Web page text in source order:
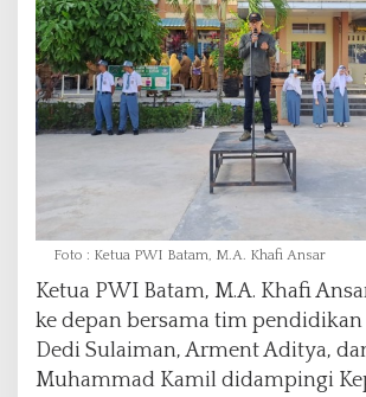
Foto : Ketua PWI Batam, M.A. Khafi Ansar
Ketua PWI Batam, M.A. Khafi
ke depan bersama tim
Dedi Sulaiman, Arment Aditya,
Muhammad Kamil didampingi